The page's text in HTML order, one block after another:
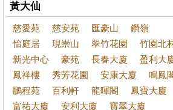
黃大仙
慈愛苑 慈安苑 匯豪山
鑽嶺
怡庭居
現崇山 翠竹花園
竹園北
新光中心
豪苑 長春大廈
盈利大
鳳祥樓
秀芳花園 安康大廈
鳴鳳
鵬程苑
百利軒 龍暉閣
鳳寶大廈
富祐大廈
安利大廈
寶翠大廈